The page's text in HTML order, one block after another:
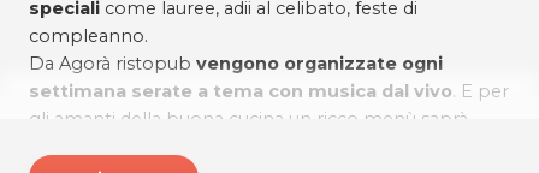
speciali come lauree, adii al celibato, feste di
compleanno.
Da Agorà ristopub vengono organizzate ogni
settimana serate a tema con musica dal vivo. E per
gli amanti della buona cucina un ricco menù saprà